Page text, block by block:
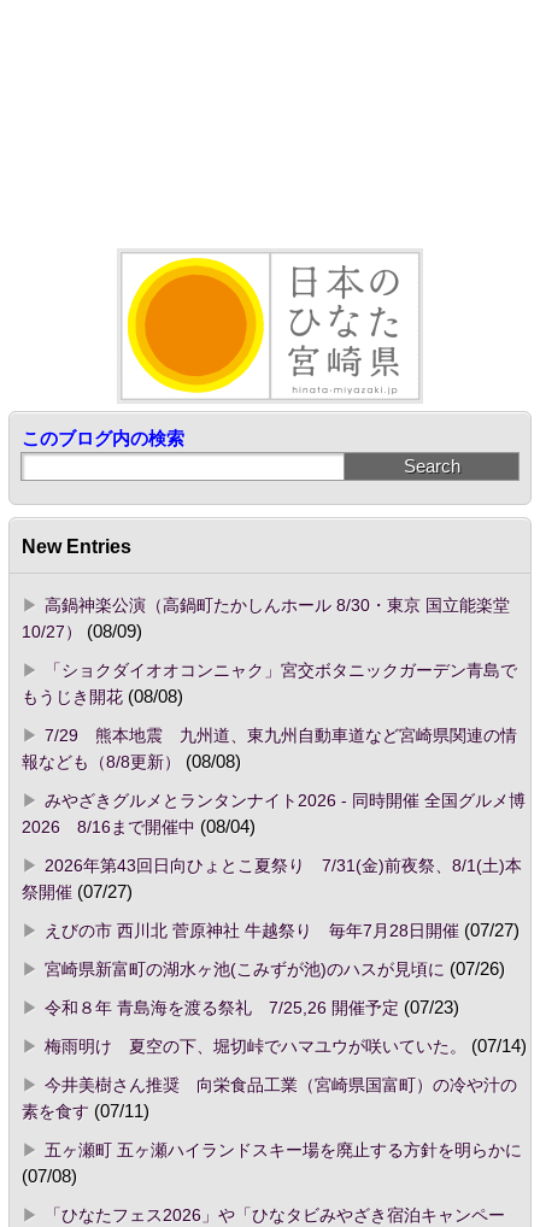
このブログ内の検索
New Entries
高鍋神楽公演（高鍋町たかしんホール 8/30・東京 国立能楽堂
10/27）
(08/09)
「ショクダイオオコンニャク」宮交ボタニックガーデン青島で
もうじき開花(08/08)
7/29 熊本地震 九州道、東九州自動車道など宮崎県関連の情
報なども（8/8更新）
(08/08)
みやざきグルメとランタンナイト2026 - 同時開催 全国グルメ博
2026 8/16まで開催中 (08/04)
2026年第43回日向ひょとこ夏祭り 7/31(金)前夜祭、8/1(土)本
祭開催(07/27)
えびの市 西川北 菅原神社 牛越祭り 毎年7月28日開催(07/27)
宮崎県新富町の湖水ヶ池(こみずが池)のハスが見頃に (07/26)
令和８年 青島海を渡る祭礼 7/25,26 開催予定 (07/23)
梅雨明け 夏空の下、堀切峠でハマユウが咲いていた。
(07/14)
今井美樹さん推奨 向栄食品工業（宮崎県国富町）の冷や汁の
素を食す (07/11)
五ヶ瀬町 五ヶ瀬ハイランドスキー場を廃止する方針を明らかに
(07/08)
「ひなたフェス2026」や「ひなタビみやざき宿泊キャンペー